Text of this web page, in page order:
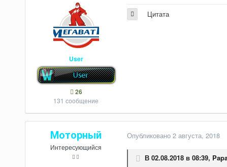
User
26
131 сообщение
Цитата
Моторный
Интересующийся
Опубликовано 2 августа, 2018
В 02.08.2018 в 08:39,